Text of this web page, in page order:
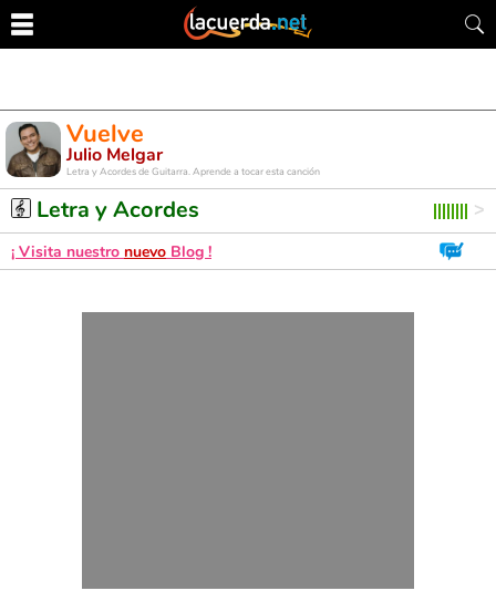
Vuelve
Julio Melgar
Letra y Acordes de Guitarra. Aprende a tocar esta canción
Letra y Acordes
¡ Visita nuestro nuevo Blog !